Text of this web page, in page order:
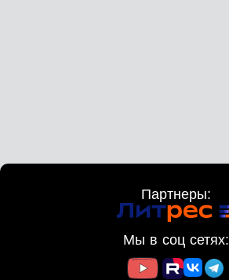
Партнеры:
Мы в соц сетях: